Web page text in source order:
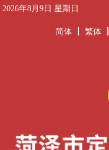
2026年8月9日 星期日
简体 繁体